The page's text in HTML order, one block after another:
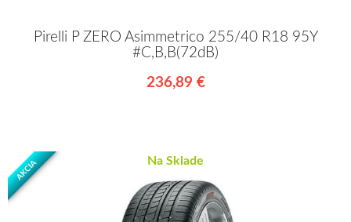
Pirelli P ZERO Asimmetrico 255/40 R18 95Y
#C,B,B(72dB)
236,89 €
AKCIA Na Sklade